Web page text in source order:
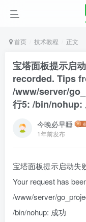
首页 技术教程 正文
宝塔面板提示启
recorded. Tips
/www/server/
行5: /bin/nohup:
今晚必早睡
1年前发布
宝塔面板提示启动失
Your request has
/www/server/
/bin/nohup: 成功